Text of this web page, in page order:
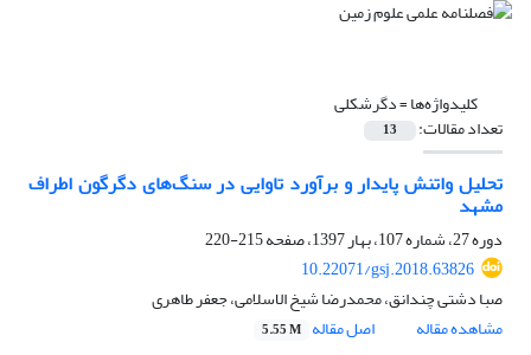
کلیدواژه‌ها =دگرشکلی
تعداد مقالات: 13
تحلیل واتنش پایدار و برآورد تاوایی در سنگ‌های دگرگون اطراف
مشهد
دوره 27، شماره 107، بهار 1397، صفحه
215-220
10.22071/gsj.2018.63826
صبا دشتی چندانق، محمدرضا شیخ الاسلامی، جعفر طاهری
مشاهده مقاله
اصل مقاله 5.55 M